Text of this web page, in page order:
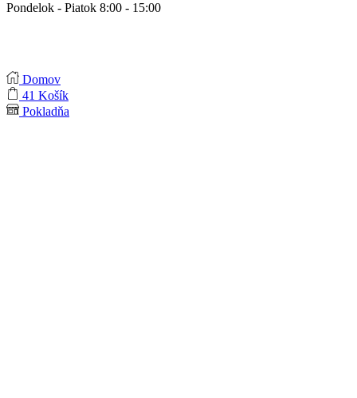
Pondelok - Piatok 8:00 - 15:00
Domov
41 Košík
Pokladňa